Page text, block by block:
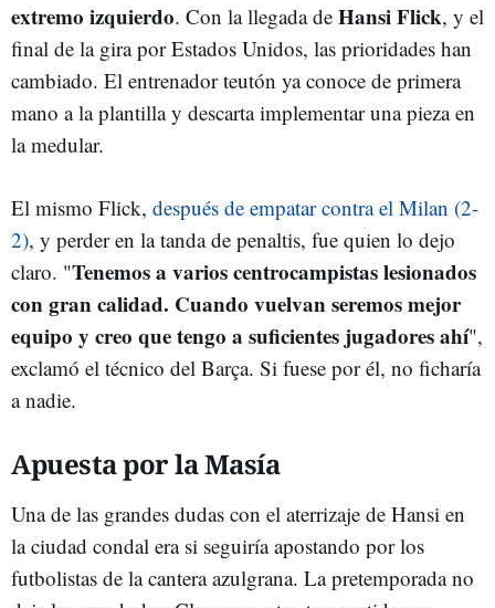
extremo izquierdo. Con la llegada de Hansi Flick, y el
final de la gira por Estados Unidos, las prioridades han
cambiado. El entrenador teutón ya conoce de primera
mano a la plantilla y descarta implementar una pieza en
la medular.
El mismo Flick, después de empatar contra el Milan (2-
2), y perder en la tanda de penaltis, fue quien lo dejo
claro. "Tenemos a varios centrocampistas lesionados
con gran calidad. Cuando vuelvan seremos mejor
equipo y creo que tengo a suficientes jugadores ahí",
exclamó el técnico del Barça. Si fuese por él, no ficharía
a nadie.
Apuesta por la Masía
Una de las grandes dudas con el aterrizaje de Hansi en
la ciudad condal era si seguiría apostando por los
futbolistas de la cantera azulgrana. La pretemporada no